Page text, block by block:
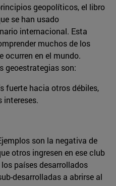
geopolíticos, el libro
se han usado
internacional. Esta
muchos de los
ocurren en el mundo.
geoestrategias son:
fuerte hacia otros débiles,
intereses.
son la negativa de
otros ingresen en ese club
países desarrollados
desarrolladas a abrirse al